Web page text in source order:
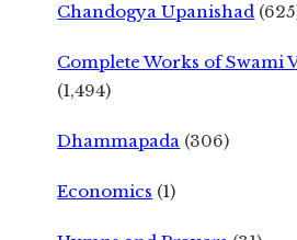
Chandogya Upanishad
Complete Works of Swami
(1,494)
Dhammapada (306)
Economics (1)